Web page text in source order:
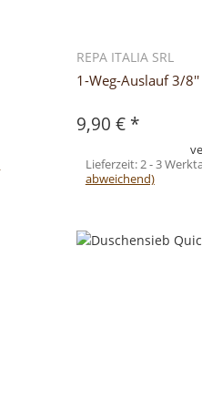
REPA ITALIA SRL
1-Weg-Auslauf 3/
9,90 € *
Lieferzeit: 2 - 3
abweichend)